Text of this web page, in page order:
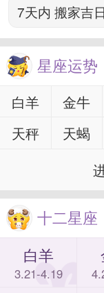
7天内 搬家吉日
星座运势
白羊 金牛
天秤
天蝎
十二星座
白羊
3.21-4.19